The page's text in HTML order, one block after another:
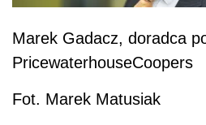
Marek Gadacz, doradca
PricewaterhouseCoopers
Fot. Marek Matusiak